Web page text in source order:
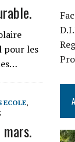
pour les
ECOLE,